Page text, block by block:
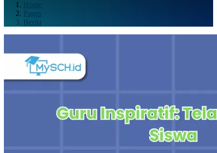
Home
Pages
Berita